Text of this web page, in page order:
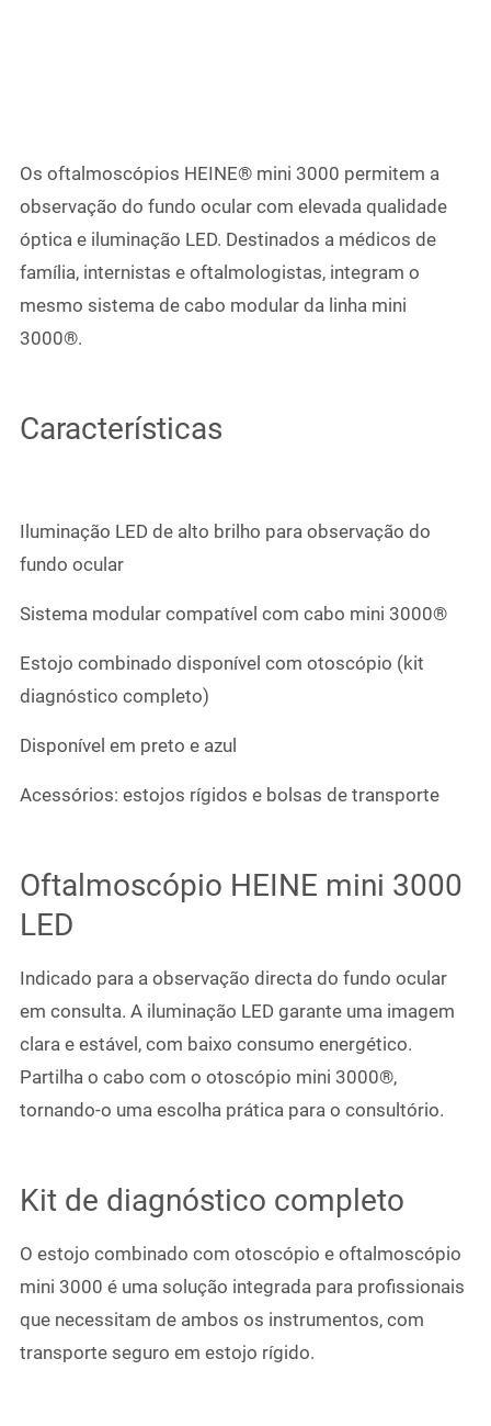
Os oftalmoscópios HEINE® mini 3000 permitem a
observação do fundo ocular com elevada qualidade
óptica e iluminação LED. Destinados a médicos de
família, internistas e oftalmologistas, integram o
mesmo sistema de cabo modular da linha mini
3000®.
Características
Iluminação LED de alto brilho para observação do
fundo ocular
Sistema modular compatível com cabo mini 3000®
Estojo combinado disponível com otoscópio (kit
diagnóstico completo)
Disponível em preto e azul
Acessórios: estojos rígidos e bolsas de transporte
Oftalmoscópio HEINE mini 3000
LED
Indicado para a observação directa do fundo ocular
em consulta. A iluminação LED garante uma imagem
clara e estável, com baixo consumo energético.
Partilha o cabo com o otoscópio mini 3000®,
tornando-o uma escolha prática para o consultório.
Kit de diagnóstico completo
O estojo combinado com otoscópio e oftalmoscópio
mini 3000 é uma solução integrada para profissionais
que necessitam de ambos os instrumentos, com
transporte seguro em estojo rígido.